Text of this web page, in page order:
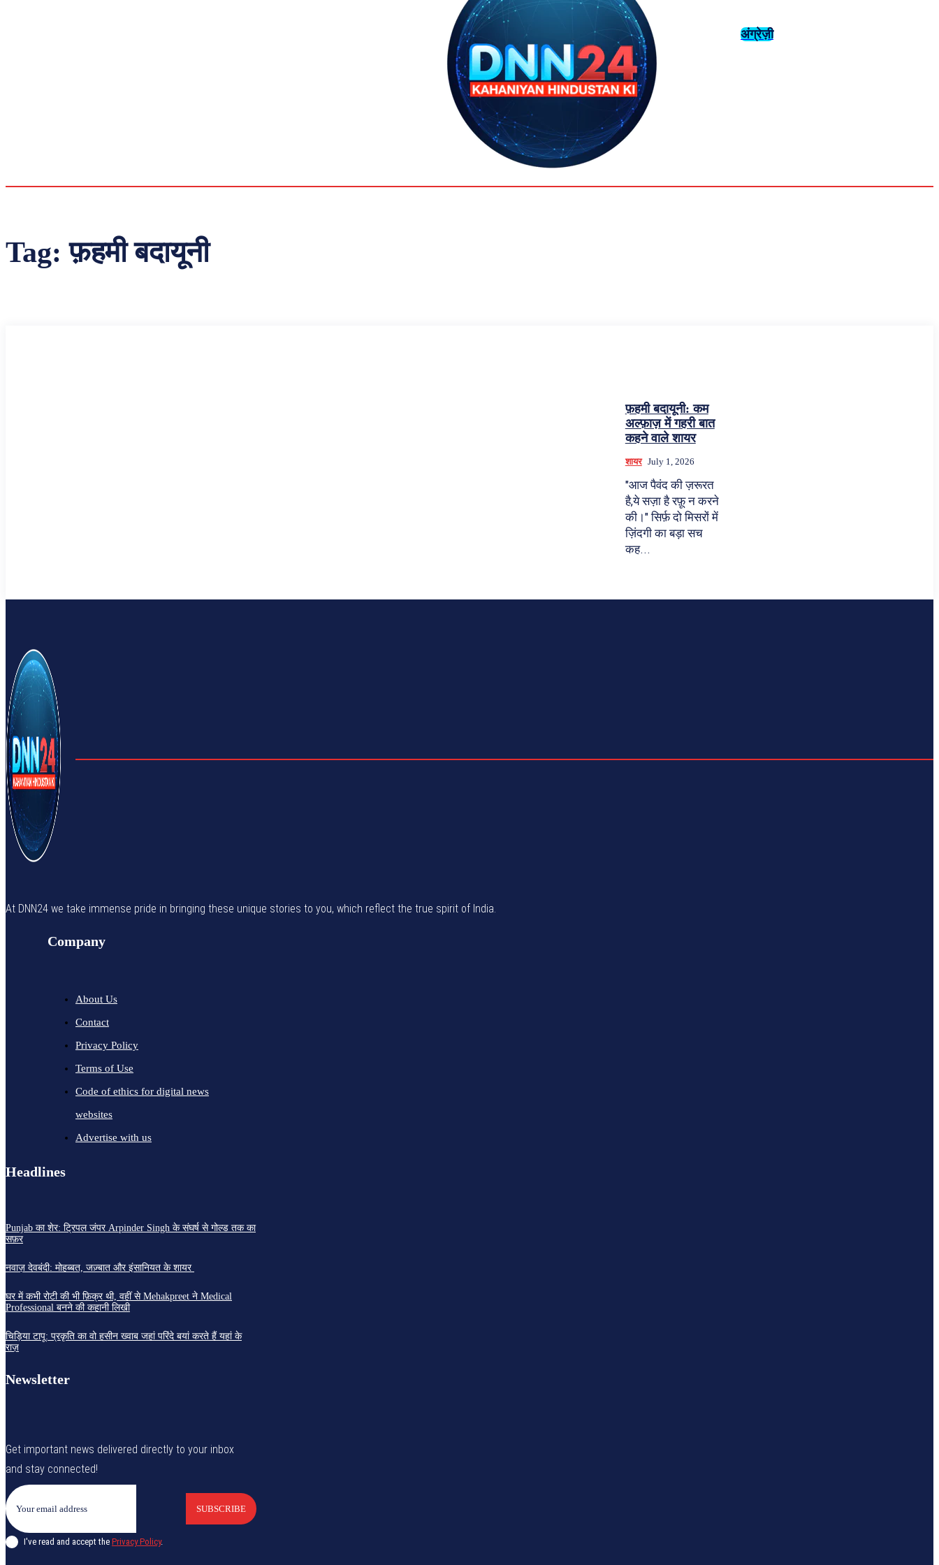
अंग्रेज़ी
Tag:फ़हमी बदायूनी
फ़हमी बदायूनी: कम
अल्फ़ाज़ में गहरी बात
कहने वाले शायर
शायर July 1, 2026
"आज पैवंद की ज़रूरत
है,ये सज़ा है रफ़ू न करने
की।" सिर्फ़ दो मिसरों में
ज़िंदगी का बड़ा सच
कह...
At DNN24 we take immense pride in bringing these unique stories to you, which reflect the true spirit of India.
Company
About Us
Contact
Privacy Policy
Terms of Use
Code of ethics for digital news
websites
Advertise with us
Headlines
Punjab का शेर: ट्रिपल जंपर Arpinder Singh के संघर्ष से गोल्ड तक का
सफ़र
नवाज़ देवबंदी: मोहब्बत, जज़्बात और इंसानियत के शायर
घर में कभी रोटी की भी फ़िक्र थी, वहीं से Mehakpreet ने Medical
Professional बनने की कहानी लिखी
चिड़िया टापू: प्रकृति का वो हसीन ख्वाब जहां परिंदे बयां करते हैं यहां के
राज़
Newsletter
Get important news delivered directly to your inbox
and stay connected!
SUBSCRIBE
I've read and accept the Privacy Policy.